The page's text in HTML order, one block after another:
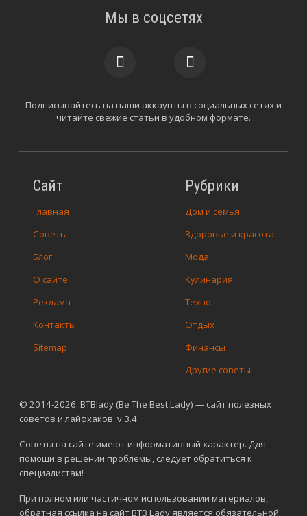
© 2014-2026. BTBlady (Be The Best Lady) — сайт полезных
советов и лайфхаков. v.3.4
Советы на сайте имеют информативный характер. Для
помощи в решении проблемы, следует обратиться к
специалистам!
При полном или частичном использовании материалов,
обратная ссылка на сайт BTB Lady является обязательной.
Сайт
Главная
Советы
Блог
О сайте
Реклама
Контакты
Sitemap
Рубрики
Дом и семья
Здоровье и красота
Мода
Кулинария
Техно
Отдых
Финансы
Другие советы
Мы в соцсетях
Подписывайтесь на наши аккаунты в социальных сетях и
читайте свежие статьи в удобном формате.